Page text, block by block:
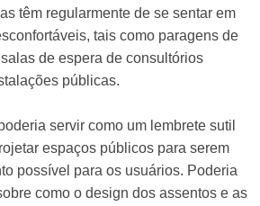
têm regularmente de se sentar em
tais como paragens de
de espera de consultórios
públicas.
servir como um lembrete sutil
espaços públicos para serem
possível para os usuários. Poderia
como o design dos assentos e as